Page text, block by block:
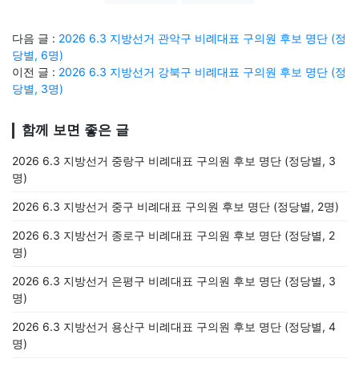
다음 글 : 2026 6.3 지방선거 관악구 비례대표 구의원 후보 명단 (정
당별, 6명)
이전 글 : 2026 6.3 지방선거 강북구 비례대표 구의원 후보 명단 (정
당별, 3명)
함께 보면 좋은 글
2026 6.3 지방선거 중랑구 비례대표 구의원 후보 명단 (정당별, 3
명)
2026 6.3 지방선거 중구 비례대표 구의원 후보 명단 (정당별, 2명)
2026 6.3 지방선거 종로구 비례대표 구의원 후보 명단 (정당별, 2
명)
2026 6.3 지방선거 은평구 비례대표 구의원 후보 명단 (정당별, 3
명)
2026 6.3 지방선거 용산구 비례대표 구의원 후보 명단 (정당별, 4
명)